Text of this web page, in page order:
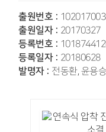
출원번호 :
출원일자 : 20170327
등록번호 :
등록일자 : 20180628
발명자 : 전동환, 윤용